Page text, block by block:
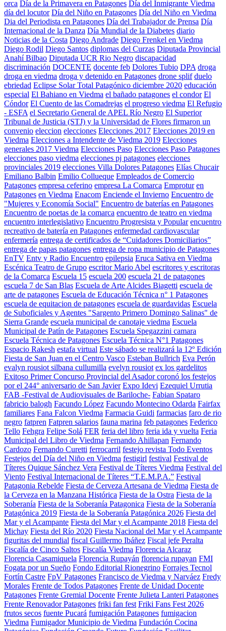
orca Día de la Primavera en Patagones Día del Inmigrante Viedma
día del locutor Día del Niño en Patagones Día del Niño en Viedma
Dia del Periodista en Patagones Día del Trabajador de Prensa Día
Internacional de la Danza Día Mundial de la Diabetes diario
Noticias de la Costa Diego Andrade Diego Frenkel en Viedma
Diego Rodil Diego Santos diplomas del Curzas Diputada Provincial
Anahí Bilbao Diputada UCR Rio Negro discapacidad
discriminación DOCENTE docente feb Dolores Tubio DPA droga
droga en viedma droga y detenido en Patagones drone splif duelo
ebriedad Eclipse Solar Total Patagónico diciembre 2020 educación
especial El Bahiano en Viedma el bañado patagones el condor El
Cóndor El Cuento de las Comadrejas el progreso viedma El Refugio
- ESFA el Secretario General de APEL Río Negro El Superior
Tribunal de Justicia (STJ) y la Universidad de Flores firmaron un
convenio eleccion elecciones Elecciones 2017 Elecciones 2019 en
Viedma Elecciones a Intendente de Viedma 2019 Elecciones
generales 2017 Viedma Elecciones Paso Elecciones Paso Patagones
elecciones paso viedma elecciones pj patagones elecciones
provinciales 2019 elecciones Villa Dolores Patagones Elías Chucair
Emiliano Balbin Emilio Collueque Empleados de Comercio
Patagones empresa ceferino empresa La Comarca Emprotur en
Patagones en Viedma Enacom Enciende el Invierno Encuentro de
"Mujeres y Economía Social" Encuentro de baterías en Patagones
Encuentro de poetas de la comarca encuentro de teatro en viedma
encuentro interlegislativo Encuentro Progresista y Popular encuentro
recreativo de batería en Patagones enfermedad cardiovascular
enfermería entrega de certificados de “Cuidadores Domiciliarios”
entrega de papas patagones entrega de ropa municipio de Patagones
EnTV Entv y Radio Encuentro epilepsia Eruca Sativa en Viedma
Escénica Teatro de Grupo escritor Mario Abel escritores y escritoras
de la Comarca Escuela 15 escuela 200 escuela 21 de patagones
escuela 7 de San Blas Escuela de Arte Alcides Biagetti escuela de
arte de patagones Escuela de Educación Técnica n° 1 Patagones
escuela de equitacion de patagones escuela de guardavidas Escuela
de Suboficiales y Agentes "Sargento Primero Domingo Salinas" de
Sierra Grande escuela municipal de canotaje viedma Escuela
Municipal de Patín de Patagones Escuela Spegazzini camara
Escuela Técnica de Patagones Escuela Técnica N°1 Patagones
Espacio Rakesh estafa virtual Este sábado se realizará la 12º Edición
Fiesta de San Juan en el Centro Vasco Esteban Bullrich Eva Perón
evalyn rousiot silbana cullumilla evelyn rousiot ex los gardelitos
Exitoso Primer Concurso Provincial del Asador coronó los festejos
por el 244° aniversario de San Javier Expo Idevi Ezequiel Urrutia
FAB -Festival de Audiovisuales de Bariloche- Fabian Spataro
fabricio balogh Facundo López Facundo Montecino Odarda Fairfax
familiares Fana Falcon Viedma Farmacia Guidi farmacias faro de rio
negro fatpren Fatpren salarios fauna marina feb patagones Federico
Tello Fehgra Felipe Solá FER feria del libro feria ida y vuelta Feria
Municipal del Libro de Viedma Fernando Ahillapan Fernando
Cardozo Fernando Curetti ferrocarril festejo revista Todo Eventos
Festejos del Día del Niño en Viedma festigirl festival Festival de
Títeres Quique Sánchez Vera Festival de Títeres Viedma Festival del
Viento Festival Internacional de Títeres “T.E.M.P.A.” Festival
Patagonia Rebelde Fiesta de Cerveza Artesana de Viedma Fiesta de
la Cerveza en la Manzana Histórica Fiesta de la Ostra Fiesta de la
Soberanía Fiesta de la Soberanía Patagonica Fiesta de la Soberanía
Patagónica 2019 Fiesta de la Soberanía Patagónica 2026 Fiesta del
Mar y el Acampante Fiesta del Mar y el Acampante 2018 Fiesta del
Michay Fiesta del Río 2020 Fiesta Nacional del Mar y el Acampante
figuritas del mundial fiscal Guillermo Ibáñez Fiscal jefe Peralta
Fiscalía de Cinco Saltos Fiscalía Viedma Florencia Alcaraz
Florencia Casamiquela Florencia Rupayán florencia rupayan FMI
Fogata por un Sueño Fondo Editorial Rionegrino Forrajes Tecnol
Fortín Castre FpV Patagones Francisco de Viedma y Narváez Fredy
Morales Frente de Todos Patagones Frente de Unidad Docente
Patagones Frente Gremial Docente Frente Julieta Lanteri Patagones
Frente Renovador Patagones friki fan fest Friki Fans Fest 2026
frutos secos fuente Pucará fumigación Patagones fumigacion
Viedma Fumigador Municipio de Viedma Fundación Cocina